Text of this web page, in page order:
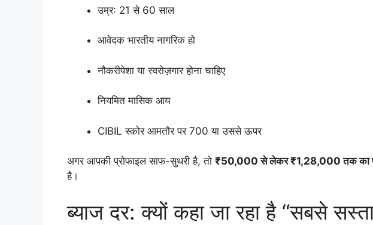
उम्र: 21 से 60 साल
आवेदक भारतीय नागरिक हो
नौकरीपेशा या स्वरोज़गार होना चाहिए
नियमित मासिक आय
CIBIL स्कोर आमतौर पर 700 या उससे ऊपर
अगर आपकी प्रोफाइल साफ-सुथरी है, तो ₹50,000 से लेकर ₹1,28,000 तक का
है।
ब्याज दर: क्यों कहा जा रहा है “सबसे